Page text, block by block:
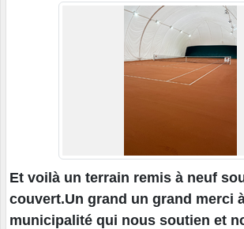
Et voilà un terrain remis à neuf
couvert.Un grand un grand merci
municipalité qui nous soutien et